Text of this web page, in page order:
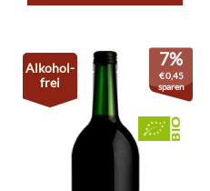
Alkohol-
frei
7%
€0,45
sparen